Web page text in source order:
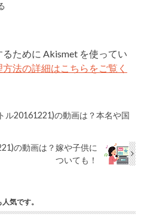
ために Akismet を使ってい
法の詳細はこちらをご覧く
ル20161221)の動画は？本名や国
の動画は？嫁や子供に
ついても！
気です。